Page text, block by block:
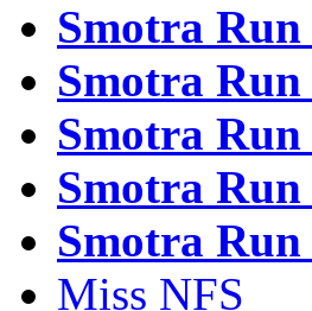
Smotra Run
Smotra Run
Smotra Run
Smotra Run
Smotra Run
Miss NFS